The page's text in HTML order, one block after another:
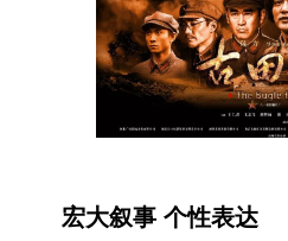
宏大叙事 个性表达